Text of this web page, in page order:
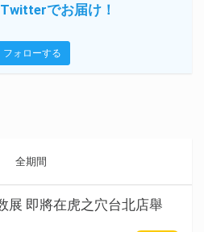
でお届け！
フォローする
全期間
展 即將在虎之穴台北店舉